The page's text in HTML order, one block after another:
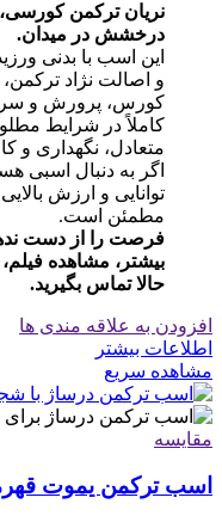
نریان ترکمن
درخشش در میدان.
این اسب با بدنی
و اصالت نژاد
کورس، پرورش و
کاملاً در شرایط
متعادل، نگهداری و
اگر به دنبال اسبی
توانایی و ارزش
مطمئن است.
فرصت را از دست
بیشتر، مشاهده
حالا تماس بگیرید.
افزودن به علاقه مندی ها
اطلاعات بیشتر
مشاهده سریع
مقایسه
اسب ترکمن یموت